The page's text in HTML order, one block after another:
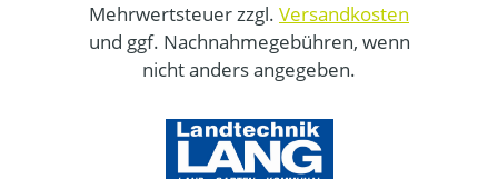
Mehrwertsteuer zzgl. Versandkosten
und ggf. Nachnahmegebühren, wenn
nicht anders angegeben.